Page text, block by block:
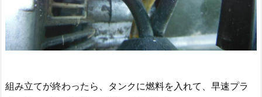
組み立てが終わったら、タンクに燃料を入れて、早速プラ